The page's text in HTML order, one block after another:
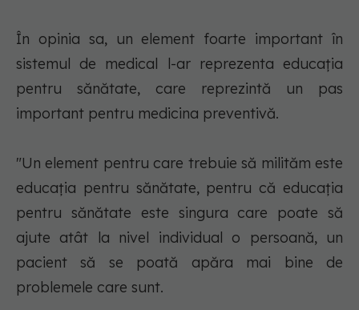
În opinia sa, un element foarte important în
sistemul de medical l-ar reprezenta educaţia
pentru sănătate, care reprezintă un pas
important pentru medicina preventivă.
"Un element pentru care trebuie să milităm este
educaţia pentru sănătate, pentru că educaţia
pentru sănătate este singura care poate să
ajute atât la nivel individual o persoană, un
pacient să se poată apăra mai bine de
problemele care sunt.